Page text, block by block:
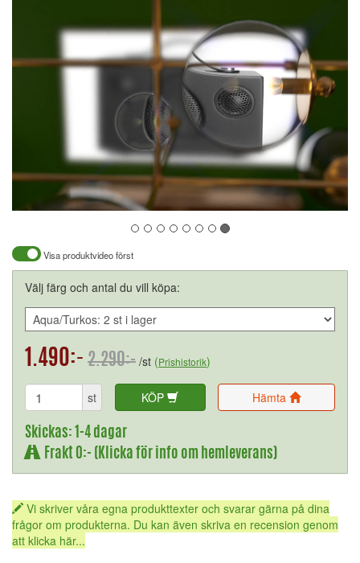
Visa produktvideo först
Välj färg och antal du vill köpa:
1.490:- 2.290:- /st (Prishistorik)
st KÖP Hämta
Skickas: 1-4 dagar
Frakt 0:- (Klicka för info om hemleverans)
Vi skriver våra egna produkttexter och svarar gärna på dina
frågor om produkterna. Du kan även skriva en recension genom
att klicka här...